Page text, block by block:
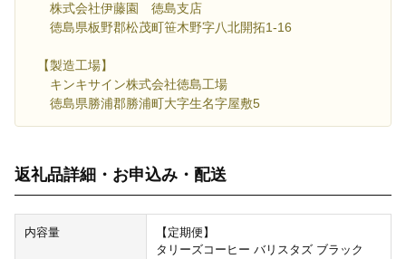
株式会社伊藤園 徳島支店
徳島県板野郡松茂町笹木野字八北開拓1-16
【製造工場】
キンキサイン株式会社徳島工場
徳島県勝浦郡勝浦町大字生名字屋敷5
返礼品詳細・お申込み・配送
内容量
【定期便】
タリーズコーヒー バリスタズ ブラック